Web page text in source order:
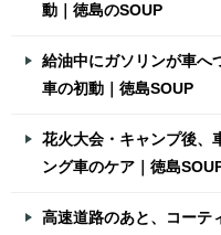
動｜徳島のSOUP
給油中にガソリンが車へ
車の初動｜徳島SOUP
花火大会・キャンプ後、
ング車のケア｜徳島
高速道路のあと、コーテ